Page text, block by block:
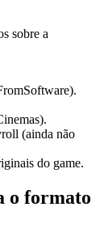
sobre a
(ainda não
do game.
o formato